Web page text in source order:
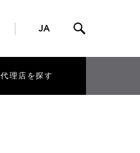
JA
代理店を探す